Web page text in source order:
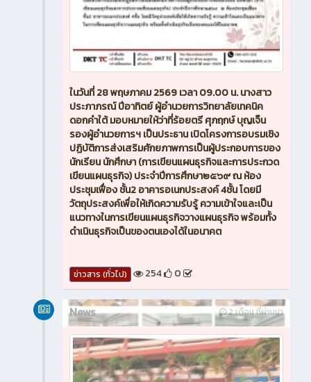
ในวันที่ 28 พฤษภาคม 2569 เวลา 09.00 น. นางสาว
ประภาภรณ์ ปีอาทิตย์ ผู้อำนวยการวิทยาลัยเทคนิค
ดอกคำใต้ มอบหมายให้ว่าที่ร้อยตรี ศุภฤกษ์ บุญเจ็น
รองผู้อำนวยการฯ เป็นประธาน เปิดโครงการอบรมเชิง
ปฏิบัติการส่งเสริมศักยภาพการเป็นผู้ประกอบการของ
นักเรียน นักศึกษา (การเขียนแผนธุรกิจและการประกวด
เขียนแผนธุรกิจ) ประจำปีการศึกษา๒๕๖๙ ณ ห้อง
ประชุมเฟื่อง ชั้น2 อาคารอเนกประสงค์ 4ชั้น โดยมี
วัตถุประสงค์เพื่อให้เกิดความรับรู้ ความเข้าใจและเป็น
แนวทางในการเขียนแผนธุรกิจวางแผนธุรกิจ พร้อมทั้ง
ดำเนินธุรกิจเป็นของตนเองได้ในอนาคต
ข่าวสาร (ทั่วไป) 254 0
2 เดือน ที่ผ่านมา
News